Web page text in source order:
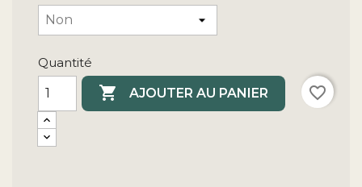
Quantité
 AJOUTER AU PANIER favorite_border